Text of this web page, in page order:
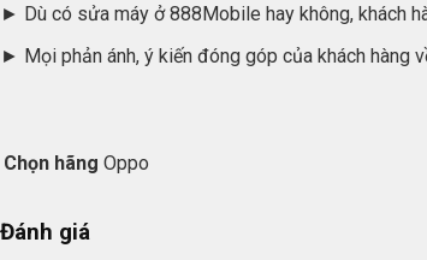
► Dù có sửa máy ở 888Mobile hay không, khách
► Mọi phản ánh, ý kiến đóng góp của khách hàng
Chọn hãng Oppo
Đánh giá